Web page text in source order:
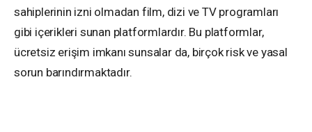
sahiplerinin izni olmadan film, dizi ve TV programları
gibi içerikleri sunan platformlardır. Bu platformlar,
ücretsiz erişim imkanı sunsalar da, birçok risk ve yasal
sorun barındırmaktadır.